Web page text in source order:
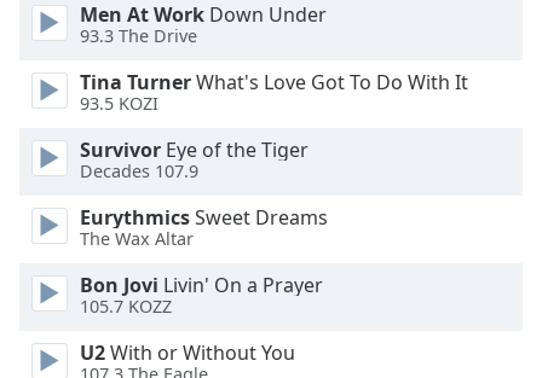
Background
Color
Opacity
Caption
Area
Background
Men At Work Down Under
93.3 The Drive
Tina TurnerWhat's Love Got To Do With It
93.5 KOZI
Survivor Eye of the Tiger
Decades 107.9
EurythmicsSweet Dreams
The Wax Altar
Bon Jovi Livin' On a Prayer
105.7 KOZZ
U2With or Without You